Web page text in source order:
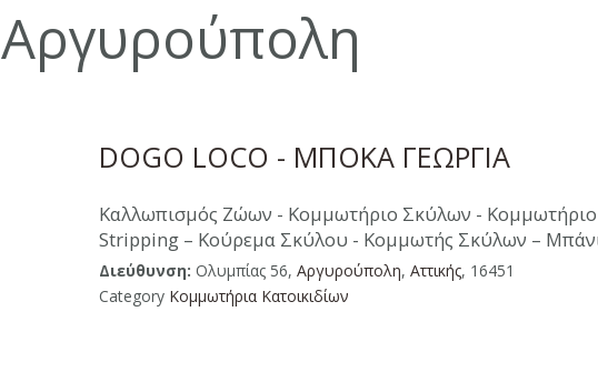
Αργυρούπολη
DOGO LOCO - ΜΠΟΚΑ ΓΕΩΡΓΙΑ
Καλλωπισμός Ζώων - Κομμωτήριο Σκύλων - Κομμωτήριο
Stripping – Κούρεμα Σκύλου - Κομμωτής Σκύλων –
Διεύθυνση: Ολυμπίας 56, Αργυρούπολη, Aττικής, 16451
Category Κομμωτήρια Κατοικιδίων